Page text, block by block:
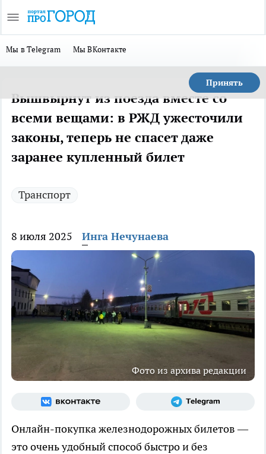
Мы в Telegram Мы ВКонтакте
Принять
Вышвырнут из поезда вместе со
всеми вещами: в РЖД ужесточили
законы, теперь не спасет даже
заранее купленный билет
Транспорт
8 июля 2025 Инга Нечунаева
Фото из архива редакции
Онлайн-покупка железнодорожных билетов —
это очень удобный способ быстро и без